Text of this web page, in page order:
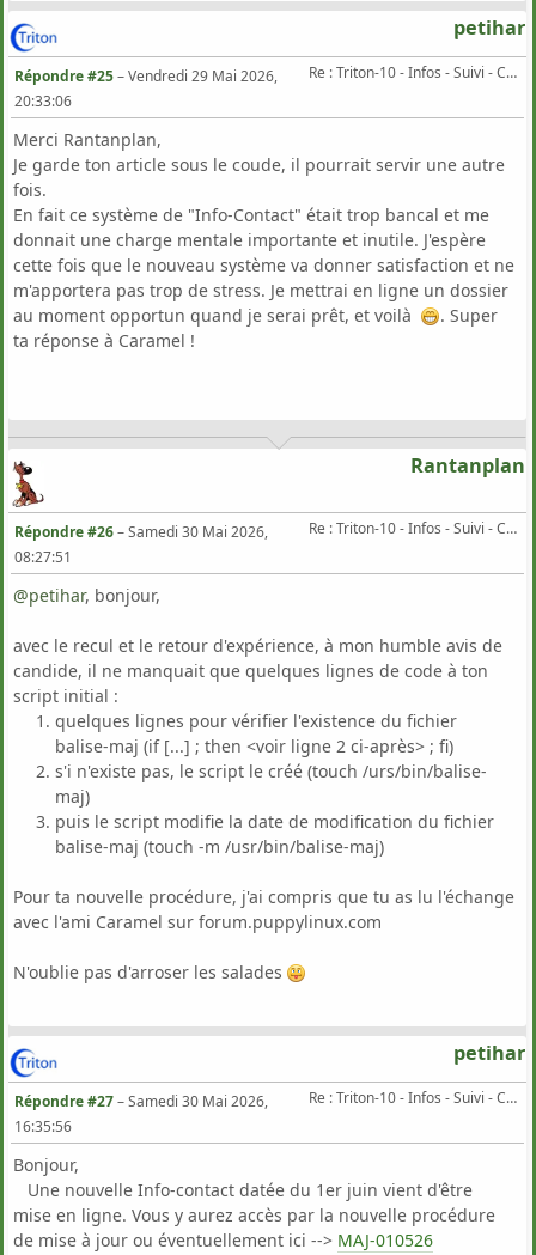
petihar
Re : Triton-10 - Infos - Suivi - Corrections...
Répondre #25–Vendredi 29 Mai 2026,
20:33:06
Merci Rantanplan,
Je garde ton article sous le coude, il pourrait servir une autre
fois.
En fait ce système de "Info-Contact" était trop bancal et me
donnait une charge mentale importante et inutile. J'espère
cette fois que le nouveau système va donner satisfaction et ne
m'apportera pas trop de stress. Je mettrai en ligne un dossier
au moment opportun quand je serai prêt, et voilà
. Super
ta réponse à Caramel !
Rantanplan
Re : Triton-10 - Infos - Suivi - Corrections...
Répondre #26–Samedi 30 Mai 2026,
08:27:51
@petihar, bonjour,
avec le recul et le retour d'expérience, à mon humble avis de
candide, il ne manquait que quelques lignes de code à ton
script initial :
quelques lignes pour vérifier l'existence du fichier
balise-maj (if [...] ; then <voir ligne 2 ci-après> ; fi)
s'i n'existe pas, le script le créé (touch /urs/bin/balise-
maj)
puis le script modifie la date de modification du fichier
balise-maj (touch -m /usr/bin/balise-maj)
Pour ta nouvelle procédure, j'ai compris que tu as lu l'échange
avec l'ami Caramel sur forum.puppylinux.com
N'oublie pas d'arroser les salades
petihar
Re : Triton-10 - Infos - Suivi - Corrections...
Répondre #27–Samedi 30 Mai 2026,
16:35:56
Bonjour,
Une nouvelle Info-contact datée du 1er juin vient d'être
mise en ligne. Vous y aurez accès par la nouvelle procédure
de mise à jour ou éventuellement ici --> MAJ-010526